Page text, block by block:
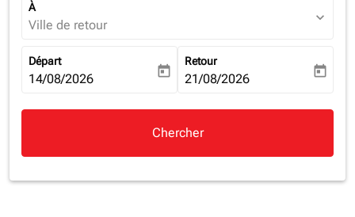
À
Ville de retour expand_more
Départ
fc-booking-departure-date-aria-label
14/08/2026 today
Retour
fc-booking-return-date-aria-
21/08/2026 today
Chercher